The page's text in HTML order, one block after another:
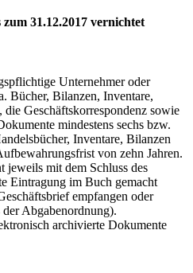
31.12.2017 vernichtet
Unternehmer oder
Bücher, Bilanzen, Inventare,
die Geschäftskorrespondenz sowie
mindestens sechs bzw.
Inventare, Bilanzen
von zehn Jahren.
mit dem Schluss des
Eintragung im Buch gemacht
empfangen oder
Abgabenordnung).
archivierte Dokumente